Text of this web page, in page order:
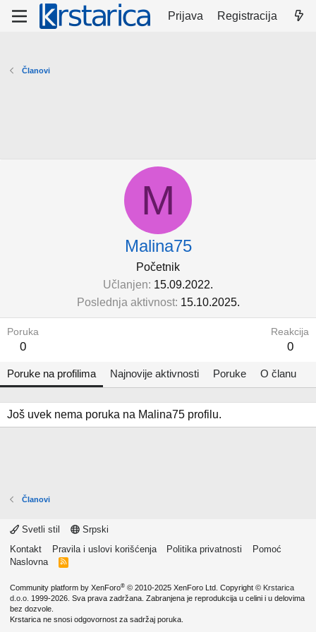
Prijava Registracija
Članovi
M
Malina75
Početnik
Učlanjen 15.09.2022.
Poslednja aktivnost 15.10.2025.
Poruka
0
Reakcija
0
Poruke na profilima Najnovije aktivnosti Poruke O članu
Još uvek nema poruka na Malina75 profilu.
Članovi
Svetli stil
Srpski
Kontakt
Pravila i uslovi korišćenja Politika privatnosti
Pomoć
Naslovna
R
Community platform by XenForo® © 2010-2025 XenForo Ltd. Copyright © Krstarica
d.o.o. 1999-2026. Sva prava zadržana. Zabranjena je reprodukcija u celini i u delovima
bez dozvole.
Krstarica ne snosi odgovornost za sadržaj poruka.